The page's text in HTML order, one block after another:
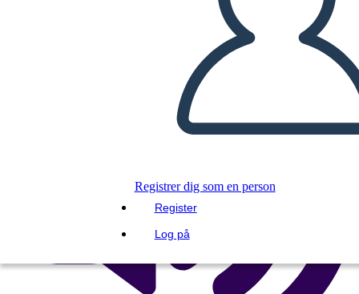
Registrer dig som en person
Register
Log på
LÆS FOR MIG